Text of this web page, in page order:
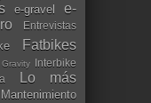
e-gravel
e-
Entrevistas
Fatbikes
Gravity Interbike
Lo más
Mantenimiento